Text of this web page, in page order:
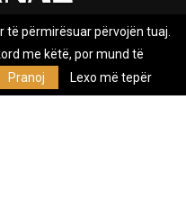
Marketing
pavarur, e themeluar në vitin
të përmirësuar përvojën tuaj.
me këtë, por mund të
Pranoj Lexo më tepër